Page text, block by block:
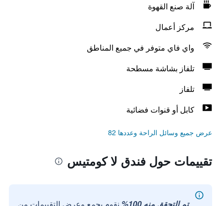
آلة صنع القهوة
مركز أعمال
واي فاي متوفر في جميع المناطق
تلفاز بشاشة مسطحة
تلفاز
كابل أو قنوات فضائية
عرض جميع وسائل الراحة وعددها 82
تقييمات حول فندق لا كومتيس